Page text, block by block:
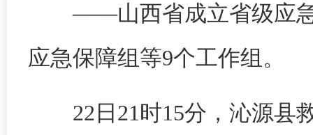
——山西省成立省级应
应急保障组等9个工作组。
22日21时15分，沁源县